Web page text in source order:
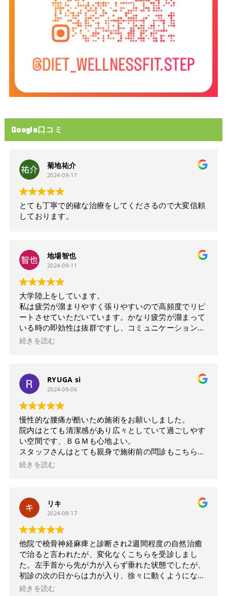
Google口コミ
菊地祐介
2024-09-17
とても丁寧で的確な治療をしてくださるので大変信頼
しております。
地場智也
2024-09-11
大学陸上をしています。
私は疲労が溜まりやすく張りやすいので高頻度でリピ
ートさせていただいています。かなり疲労が溜まって
いる時の即効性は抜群ですし、コミュニケーションの
取りやすさの点もあるので日頃の鬱憤も話したりな
続きを読む
RYUGA si
2024-09-06
慢性的な腰痛が酷いため施術をお願いしました。
院内はとても清潔感があり広々としていて過ごしやす
い空間です、ＢＧＭも心地よい。
スタッフさんはとても親身で施術前の問診もこちらの
辛さを理解して寄り添ってくれるような感じで好印象
他と比べる要素が私にはありませんが、ここまで効果
があると思いませんでした！終わった後、体の可動域
が広がりバキバキだった体が軽い！快感です！
私生活のアフタフォローや、自宅でのストレッチのア
ドバイスも頂けて文句なしの☆５評価です
またすぐ
行くと思います
続きを読む
リキ
2024-08-17
他院で橈骨神経麻痺と診断され2週間程度の自然治癒
で治ると言われたが、変化なくこちらを受診しまし
た。左手首から先が力が入らず垂れた状態でしたが、
初診の次の日からは力が入り、徐々に動くようになり
ました。
続きを読む